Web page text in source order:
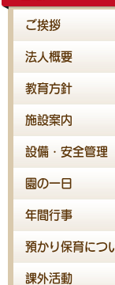
ご挨拶
法人概要
教育方針
施設案内
設備・安全管理
園の一日
年間行事
預かり保育につ
課外活動